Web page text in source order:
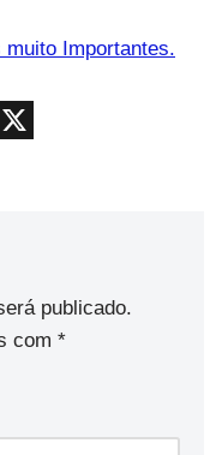
Importantes.
publicado.
com *